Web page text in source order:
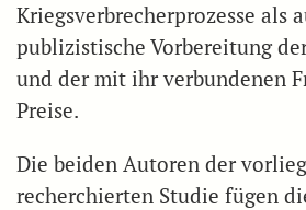
Kriegsverbrecherprozesse als
publizistische Vorbereitung
und der mit ihr verbundenen
Preise.
Die beiden Autoren der
recherchierten Studie fügen